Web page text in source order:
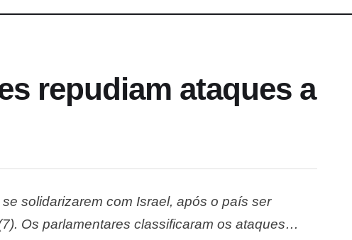
repudiam ataques a
solidarizarem com Israel, após o país ser
Os parlamentares classificaram os ataques